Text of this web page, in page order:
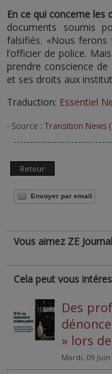
En ce qui concerne
documents soumis
falsifiés. «Nous
l’officier de police.
prendre conscience
et ses droits aux
Traduction: Essentiel
- Source : Transition News
Retour
Envoyer par email
Vous aimez ZE Journal
Cela peut vous
Des
» lors
Mardi, 09 Juin